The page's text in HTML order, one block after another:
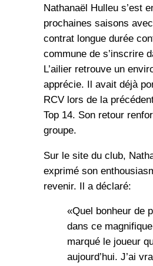
Nathanaël Hulleu s’est
prochaines saisons
contrat longue durée
commune de s’inscrire
L’ailier retrouve un
apprécie. Il avait déjà
RCV lors de la
Top 14. Son retour
groupe.
Sur le site du club,
exprimé son
revenir. Il a déclaré:
«Quel bonheur de
dans ce
marqué le joueur
aujourd’hui. J’ai